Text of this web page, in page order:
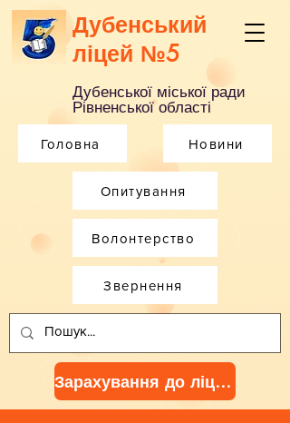
Дубенський
ліцей №5
Дубенської міської ради
Рівненської області
Головна Новини
Опитування
Зарахування до ліцею
Волонтерство
Звернення